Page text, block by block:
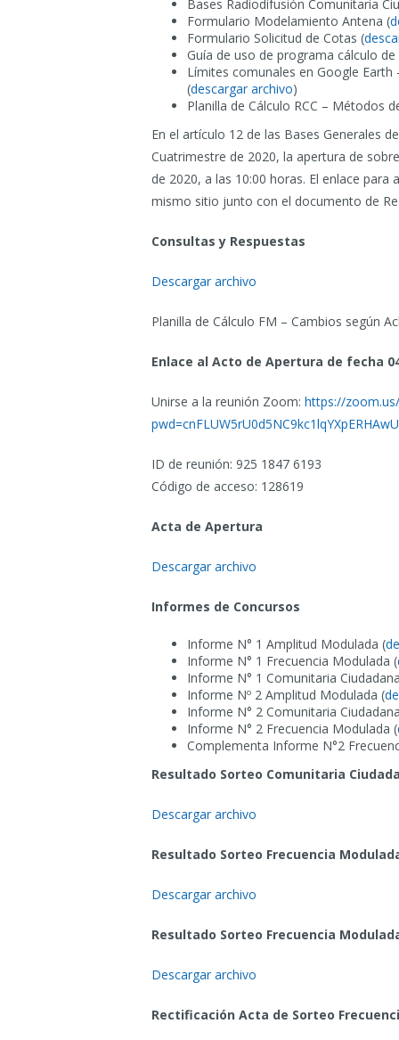
Bases Radiodifusión Comunitaria
Formulario Modelamiento Antena (
Formulario Solicitud de Cotas (
Guía de uso de programa cálculo
Límites comunales en Google
(descargar archivo)
Planilla de Cálculo RCC – Métodos
En el artículo 12 de las Bases Generales
Cuatrimestre de 2020, la apertura de
de 2020, a las 10:00 horas. El enlace
mismo sitio junto con el documento de
Consultas y Respuestas
Descargar archivo
Planilla de Cálculo FM – Cambios según
Enlace al Acto de Apertura de fecha
Unirse a la reunión Zoom: https://
ID de reunión: 925 1847 6193
Código de acceso: 128619
Acta de Apertura
Descargar archivo
Informes de Concursos
Informe N° 1 Amplitud Modulada (
Informe N° 1 Frecuencia Modulada (
Informe N° 1 Comunitaria
Informe Nº 2 Amplitud Modulada (
Informe N° 2 Comunitaria
Informe N° 2 Frecuencia Modulada (
Complementa Informe N°2
Resultado Sorteo Comunitaria
Descargar archivo
Resultado Sorteo Frecuencia
Descargar archivo
Resultado Sorteo Frecuencia
Descargar archivo
Rectificación Acta de Sorteo